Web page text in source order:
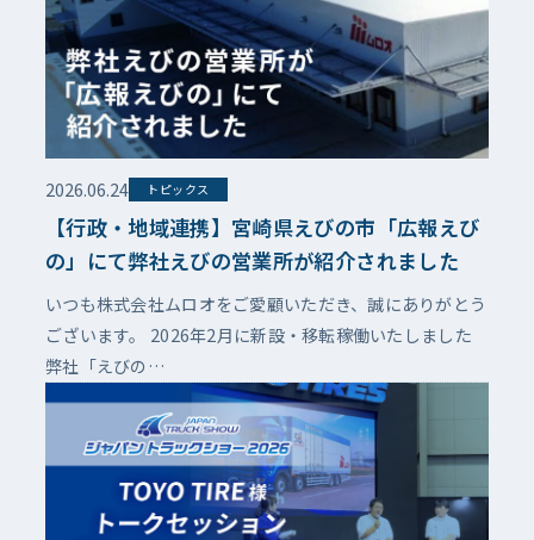
2026.06.24 トピックス
【行政・地域連携】宮崎県えびの市「広報えび
の」にて弊社えびの営業所が紹介されました
いつも株式会社ムロオをご愛顧いただき、誠にありがとう
ございます。 2026年2月に新設・移転稼働いたしました
弊社「えびの…